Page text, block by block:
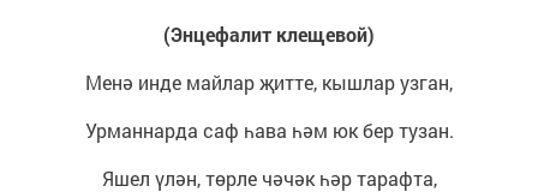
(Энцефалит клещевой)
Менә инде майлар җитте, кышлар узган,
Урманнарда саф һава һәм юк бер тузан.
Яшел үлән, төрле чәчәк һәр тарафта,